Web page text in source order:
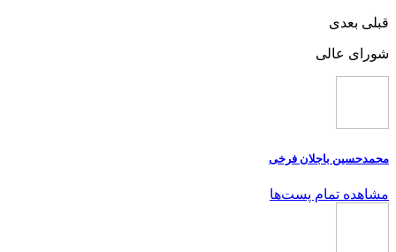
قبلی بعدی
شورای عالی
محمدحسین باجلان فرخی
مشاهده تمام پست‌ها